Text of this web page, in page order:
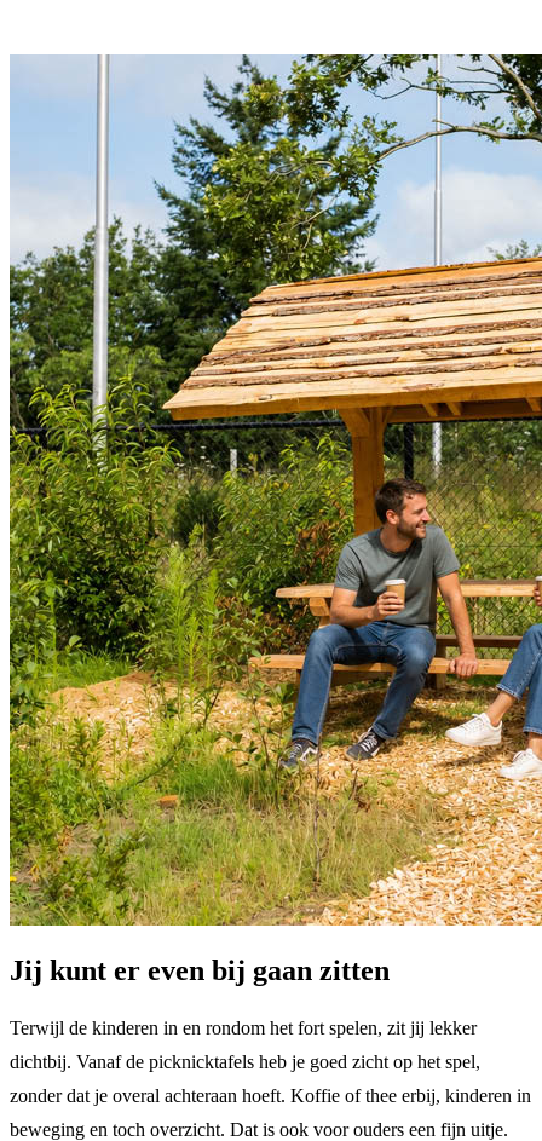
Jij kunt er even bij gaan zitten
Terwijl de kinderen in en rondom het fort spelen, zit jij lekker
dichtbij. Vanaf de picknicktafels heb je goed zicht op het spel,
zonder dat je overal achteraan hoeft. Koffie of thee erbij, kinderen in
beweging en toch overzicht. Dat is ook voor ouders een fijn uitje.